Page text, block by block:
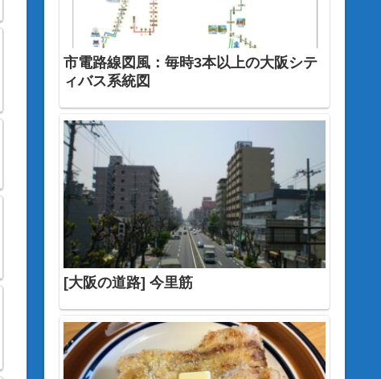
市電路線図風：毎時3本以上の大阪シテ
ィバス系統図
[大阪の道路] 今里筋